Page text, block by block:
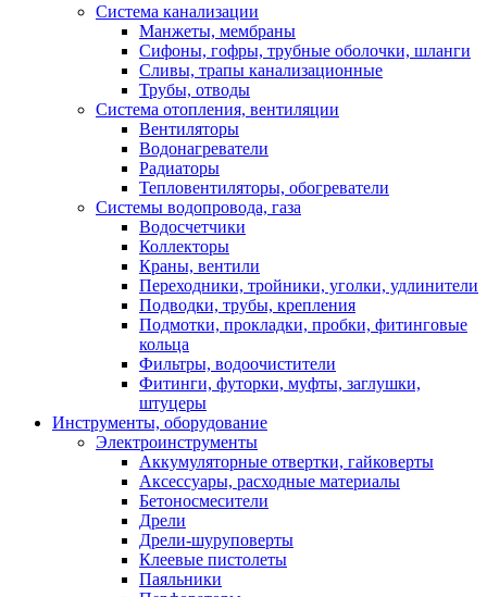
Система канализации
Манжеты, мембраны
Сифоны, гофры, трубные оболочки, шланги
Сливы, трапы канализационные
Трубы, отводы
Система отопления, вентиляции
Вентиляторы
Водонагреватели
Радиаторы
Тепловентиляторы, обогреватели
Системы водопровода, газа
Водосчетчики
Коллекторы
Краны, вентили
Переходники, тройники, уголки, удлинители
Подводки, трубы, крепления
Подмотки, прокладки, пробки, фитинговые
кольца
Фильтры, водоочистители
Фитинги, футорки, муфты, заглушки,
штуцеры
Инструменты, оборудование
Электроинструменты
Аккумуляторные отвертки, гайковерты
Аксессуары, расходные материалы
Бетоносмесители
Дрели
Дрели-шуруповерты
Клеевые пистолеты
Паяльники